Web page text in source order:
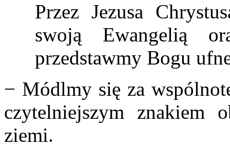
Przez Jezusa
swoją Ewangelią
przedstawmy Bogu
− Módlmy się za
czytelniejszym znakiem
ziemi.